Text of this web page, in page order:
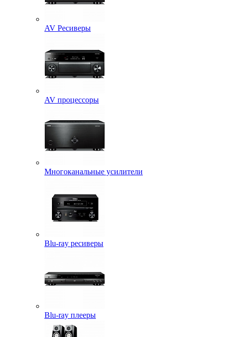
AV Ресиверы
AV процессоры
Многоканальные усилители
Blu-ray ресиверы
Blu-ray плееры